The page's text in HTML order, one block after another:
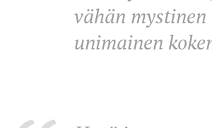
vähän
unimainen